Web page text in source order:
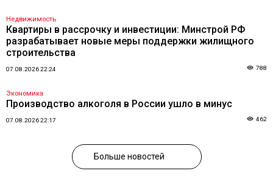
Недвижимость
Квартиры в рассрочку и инвестиции: Минстрой РФ
разрабатывает новые меры поддержки жилищного
строительства
07.08.2026 22:24 788
Экономика
Производство алкоголя в России ушло в минус
07.08.2026 22:17 462
Больше новостей